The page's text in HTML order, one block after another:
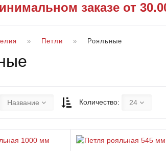
заказе от
Петли Рояльные
Название Количество: 24